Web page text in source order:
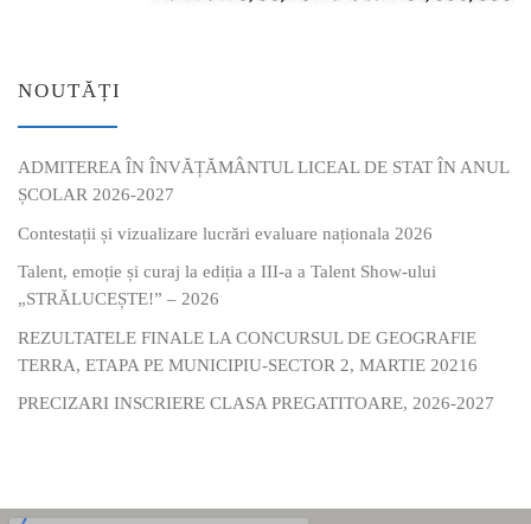
NOUTĂȚI
ADMITEREA ÎN ÎNVĂȚĂMÂNTUL LICEAL DE STAT ÎN ANUL
ȘCOLAR 2026-2027
Contestații și vizualizare lucrări evaluare naționala 2026
Talent, emoție și curaj la ediția a III-a a Talent Show-ului
„STRĂLUCEȘTE!” – 2026
REZULTATELE FINALE LA CONCURSUL DE GEOGRAFIE
TERRA, ETAPA PE MUNICIPIU-SECTOR 2, MARTIE 20216
PRECIZARI INSCRIERE CLASA PREGATITOARE, 2026-2027